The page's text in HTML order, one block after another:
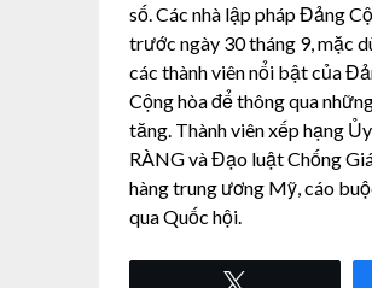
số. Các nhà lập pháp Đảng
trước ngày 30 tháng 9, mặc
các thành viên nổi bật của
Cộng hòa để thông qua
tăng. Thành viên xếp hạng
RÀNG và Đạo luật Chống
hàng trung ương Mỹ, cáo
qua Quốc hội.